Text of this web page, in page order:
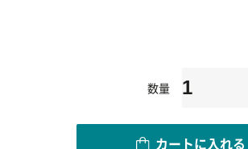
数量
カートに入れる